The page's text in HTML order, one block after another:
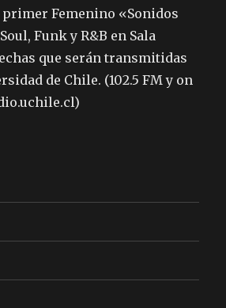
Femenino «Sonidos
Funk y R&B en Sala
que serán transmitidas
de Chile. (102.5 FM y on